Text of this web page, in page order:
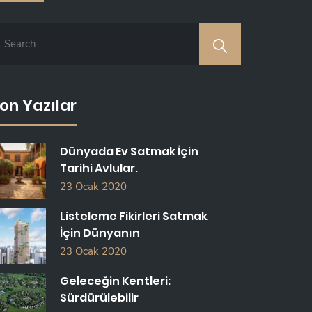
Yazılar
Dünyada Ev Satmak İçin
Tarihi Avlular.
23 Ocak 2020
Listeleme Fikirleri Satmak
İçin Dünyanın
23 Ocak 2020
Geleceğin Kentleri:
Sürdürülebilir